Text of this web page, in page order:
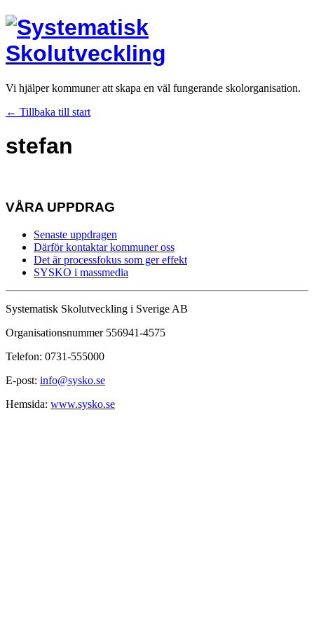
Vi hjälper kommuner att skapa en väl fungerande skolorganisation.
← Tillbaka till start
stefan
VÅRA UPPDRAG
Senaste uppdragen
Därför kontaktar kommuner oss
Det är processfokus som ger effekt
SYSKO i massmedia
Systematisk Skolutveckling i Sverige AB
Organisationsnummer 556941-4575
Telefon: 0731-555000
E-post: info@sysko.se
Hemsida: www.sysko.se